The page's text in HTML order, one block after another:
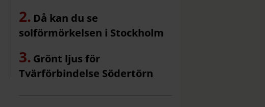
Då kan du se
solförmörkelsen i Stockholm
Grönt ljus för
Tvärförbindelse Södertörn